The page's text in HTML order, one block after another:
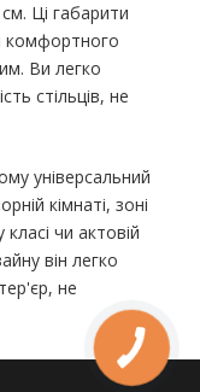
Ці габарити
комфортного
Ви легко
стільців, не
універсальний
кімнаті, зоні
чи актовій
він легко
не